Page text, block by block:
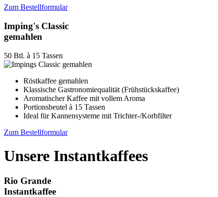
Zum Bestellformular
Imping's Classic
gemahlen
50 Btl. à 15 Tassen
Röstkaffee gemahlen
Klassische Gastronomiequalität (Frühstückskaffee)
Aromatischer Kaffee mit vollem Aroma
Portionsbeutel à 15 Tassen
Ideal für Kannensysteme mit Trichter-/Korbfilter
Zum Bestellformular
Unsere Instantkaffees
Rio Grande
Instantkaffee